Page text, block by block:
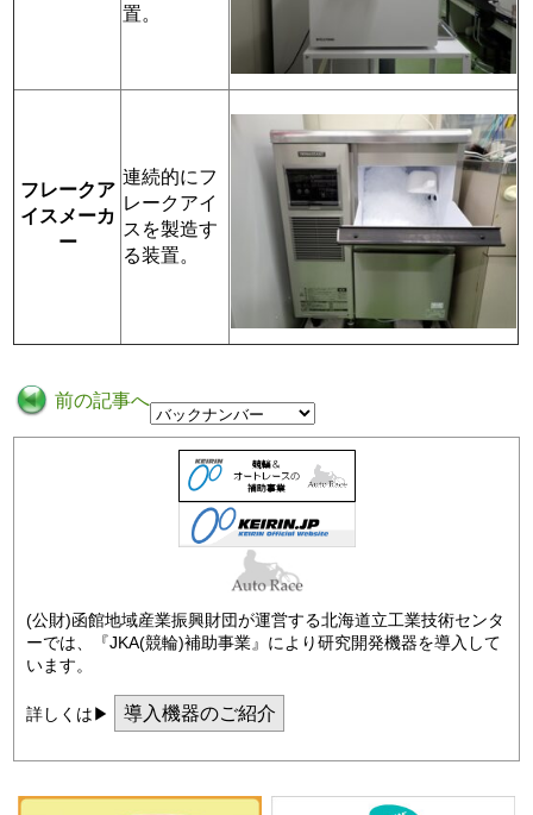
置。
フレークア
イスメーカ
ー
連続的にフ
レークアイ
スを製造す
る装置。
前の記事へ
(公財)函館地域産業振興財団が運営する北海道立工業技術センタ
ーでは、『JKA(競輪)補助事業』により研究開発機器を導入して
います。
詳しくは▶ 導入機器のご紹介